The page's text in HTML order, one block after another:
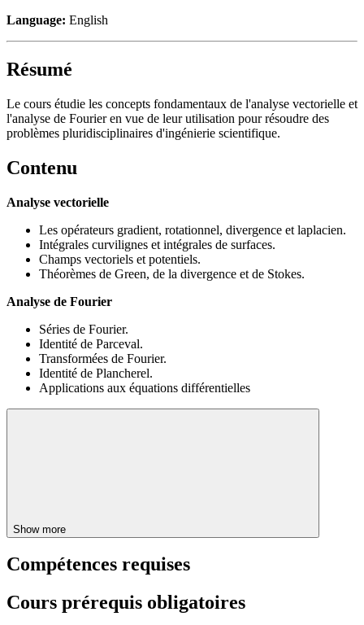
Language: English
Résumé
Le cours étudie les concepts fondamentaux de l'analyse vectorielle et
l'analyse de Fourier en vue de leur utilisation pour résoudre des
problèmes pluridisciplinaires d'ingénierie scientifique.
Contenu
Analyse vectorielle
Les opérateurs gradient, rotationnel, divergence et laplacien.
Intégrales curvilignes et intégrales de surfaces.
Champs vectoriels et potentiels.
Théorèmes de Green, de la divergence et de Stokes.
Analyse de Fourier
Séries de Fourier.
Identité de Parceval.
Transformées de Fourier.
Identité de Plancherel.
Applications aux équations différentielles
Show more
Compétences requises
Cours prérequis obligatoires